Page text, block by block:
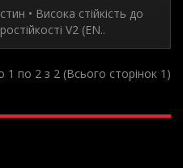
• Висока стійкість до
V2 (EN..
1 по 2 з 2 (Всього сторінок 1)